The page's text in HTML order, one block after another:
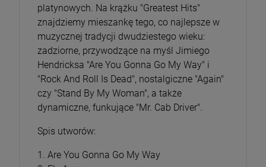
platynowych. Na krążku "Greatest Hits"
znajdziemy mieszankę tego, co najlepsze w
muzycznej tradycji dwudziestego wieku:
zadziorne, przywodzące na myśl Jimiego
Hendricksa "Are You Gonna Go My Way" i
"Rock And Roll Is Dead", nostalgiczne "Again"
czy "Stand By My Woman", a także
dynamiczne, funkujące "Mr. Cab Driver".
Spis utworów:
1. Are You Gonna Go My Way